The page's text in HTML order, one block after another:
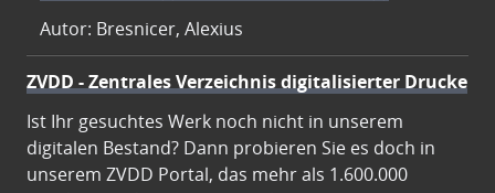
Autor: Bresnicer, Alexius
ZVDD - Zentrales Verzeichnis digitalisierter Drucke
Ist Ihr gesuchtes Werk noch nicht in unserem
digitalen Bestand? Dann probieren Sie es doch in
unserem ZVDD Portal, das mehr als 1.600.000